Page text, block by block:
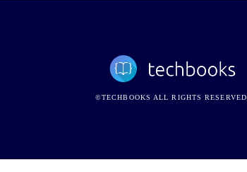
©TECHBOOKS ALL RIGHTS RESERVED.